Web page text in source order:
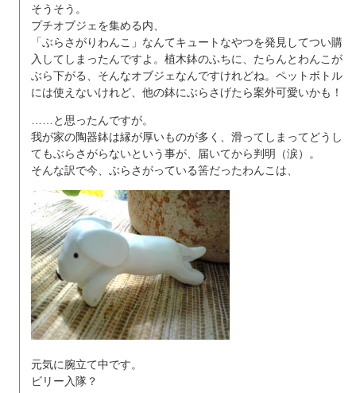
そうそう。
プチオブジェを集める内、
「ぶらさがりわんこ」なんてキュートなやつを発見してつい購
入してしまったんですよ。植木鉢のふちに、たらんとわんこが
ぶら下がる、そんなオブジェなんですけれどね。ペットボトル
には使えないけれど、他の鉢にぶらさげたら案外可愛いかも！
……と思ったんですが。
我が家の陶器鉢は縁が厚いものが多く、滑ってしまってどうし
てもぶらさがらないという事が、届いてから判明（涙）。
そんな訳で今、ぶらさがっている筈だったわんこは、
元気に腕立て中です。
ビリー入隊？